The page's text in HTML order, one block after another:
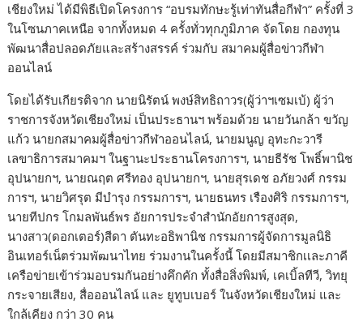
เชียงใหม่ ได้มีพิธีเปิดโครงการ “อบรมทักษะรู้เท่าทันสื่อกีฬา” ครั้งที่ 3
ในโซนภาคเหนือ จากทั้งหมด 4 ครั้งทั่วทุกภูมิภาค จัดโดย กองทุน
พัฒนาสื่อปลอดภัยและสร้างสรรค์ ร่วมกับ สมาคมผู้สื่อข่าวกีฬา
ออนไลน์
โดยได้รับเกียรติจาก นายนิรัตน์ พงษ์สิทธิถาวร(ผู้ว่าฯเซมเบ้) ผู้ว่า
ราชการจังหวัดเชียงใหม่ เป็นประธานฯ พร้อมด้วย นายวันกล้า ขวัญ
แก้ว นายกสมาคมผู้สื่อข่าวกีฬาออนไลน์, นายมนูญ อุทะกะวารี
เลขาธิการสมาคมฯ ในฐานะประธานโครงการฯ, นายธีรัช โพธิ์พานิช
อุปนายกฯ, นายณฤต ศรีทอง อุปนายกฯ, นายสุรเดช อภัยวงศ์ กรรม
การฯ, นายวิศรุต มีบำรุง กรรมการฯ, นาย​ธนทร เรืองศิริ​ กรรมการฯ,
นายทีปกร โกมลพันธ์พร อัยการประจำสำนักอัยการสูงสุด,
นางสาว(ดอกเตอร์)สีดา ตันทะอธิพานิช กรรมการผู้จัดการมูลนิธิ
อินเทอร์เน็ตร่วมพัฒนาไทย ร่วมงานในครั้งนี้ โดยมีสมาชิกเเละภาคี
เครือข่ายเข้าร่วมอบรมกันอย่างคึกคัก ทั้งสื่อสิ่งพิมพ์, เคเบิ้ลทีวี, วิทยุ
กระจายเสียง, สื่อออนไลน์ และ ยูทูบเบอร์ ในจังหวัดเชียงใหม่ และ
ใกล้เคียง กว่า 30 คน